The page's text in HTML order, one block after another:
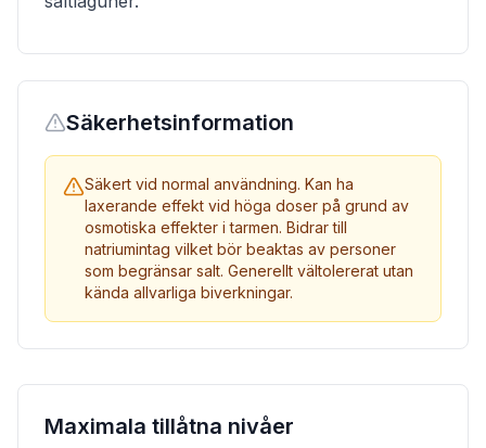
Säkerhetsinformation
Säkert vid normal användning. Kan ha
laxerande effekt vid höga doser på grund av
osmotiska effekter i tarmen. Bidrar till
natriumintag vilket bör beaktas av personer
som begränsar salt. Generellt vältolererat utan
kända allvarliga biverkningar.
Maximala tillåtna nivåer